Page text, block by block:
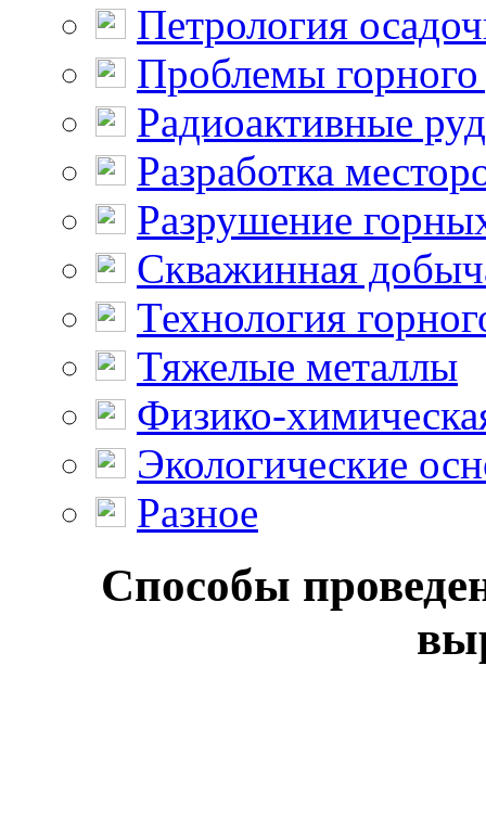
Петрология
Проблемы горного
Радиоактивные
Разработка
Разрушение
Скважинная
Технология
Тяжелые металлы
Физико-
Экологические
Разное
Способы